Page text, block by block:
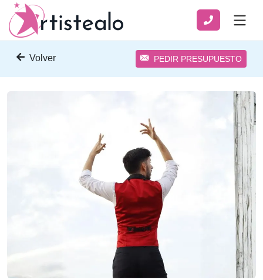
Volver PEDIR PRESUPUESTO